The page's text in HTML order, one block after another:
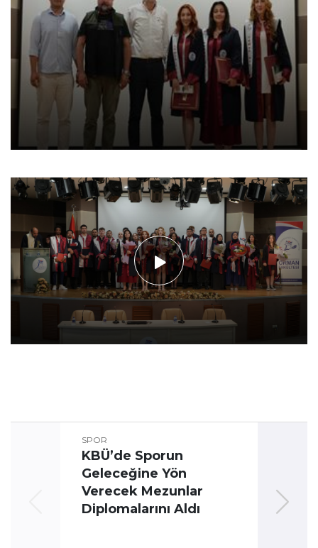
SPOR
KBÜ’de Sporun
Geleceğine Yön
Verecek Mezunlar
Diplomalarını Aldı